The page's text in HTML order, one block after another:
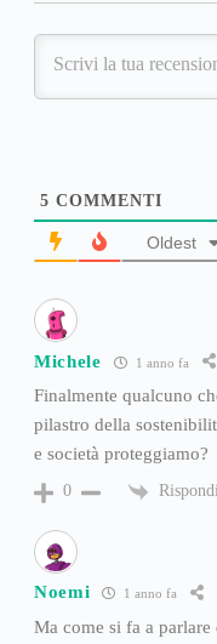
5 COMMENTI
Oldest
Michele 1 anno fa
Finalmente qualcuno
pilastro della
e società proteggiamo?
0
Noemi 1 anno fa
Ma come si fa a